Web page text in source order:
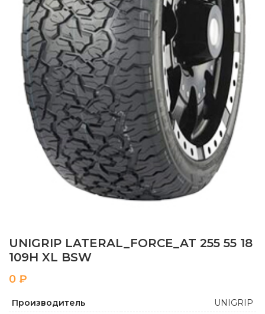
UNIGRIP LATERAL_FORCE_AT 255 55 18
109H XL BSW
₽
Производитель
UNIGRIP